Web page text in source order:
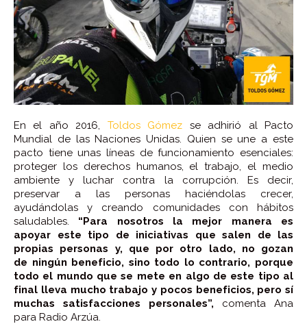
En el año 2016, Toldos Gómez se adhirió al Pacto
Mundial de las Naciones Unidas. Quien se une a este
pacto tiene unas líneas de funcionamiento esenciales:
proteger los derechos humanos, el trabajo, el medio
ambiente y luchar contra la corrupción. Es decir,
preservar a las personas haciéndolas crecer,
ayudándolas y creando comunidades con hábitos
saludables. “Para nosotros la mejor manera es
apoyar este tipo de iniciativas que salen de las
propias personas y, que por otro lado, no gozan
de ningún beneficio, sino todo lo contrario, porque
todo el mundo que se mete en algo de este tipo al
final lleva mucho trabajo y pocos beneficios, pero sí
muchas satisfacciones personales”, comenta Ana
para Radio Arzúa.